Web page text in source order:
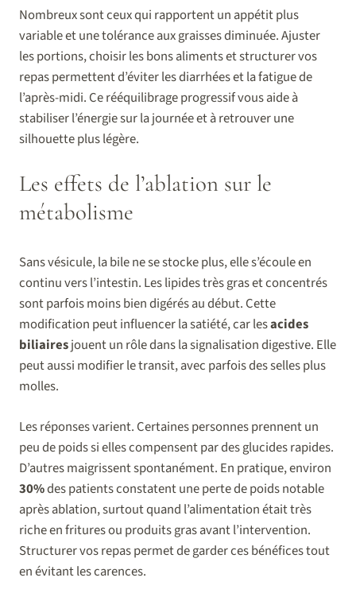
Nombreux sont ceux qui rapportent un appétit plus
variable et une tolérance aux graisses diminuée. Ajuster
les portions, choisir les bons aliments et structurer vos
repas permettent d’éviter les diarrhées et la fatigue de
l’après-midi. Ce rééquilibrage progressif vous aide à
stabiliser l’énergie sur la journée et à retrouver une
silhouette plus légère.
Les effets de l’ablation sur le
métabolisme
Sans vésicule, la bile ne se stocke plus, elle s’écoule en
continu vers l’intestin. Les lipides très gras et concentrés
sont parfois moins bien digérés au début. Cette
modification peut influencer la satiété, car lesacides
biliairesjouent un rôle dans la signalisation digestive. Elle
peut aussi modifier le transit, avec parfois des selles plus
molles.
Les réponses varient. Certaines personnes prennent un
peu de poids si elles compensent par des glucides rapides.
D’autres maigrissent spontanément. En pratique, environ
30%des patients constatent une perte de poids notable
après ablation, surtout quand l’alimentation était très
riche en fritures ou produits gras avant l’intervention.
Structurer vos repas permet de garder ces bénéfices tout
en évitant les carences.